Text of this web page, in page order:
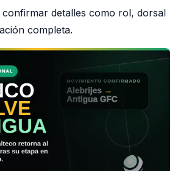
detalles como rol, dorsal
completa.